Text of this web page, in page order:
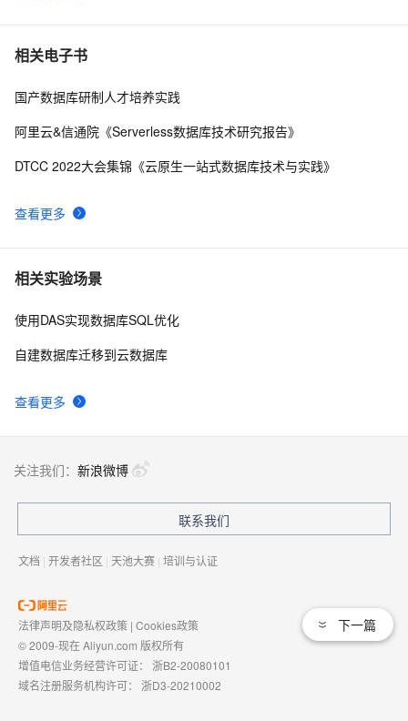
相关电子书
查看更多
国产数据库研制人才培养实践
阿里云&信通院《Serverless数据库技术研究报告》
DTCC 2022大会集锦《云原生一站式数据库技术与实践》
相关实验场景
查看更多
使用DAS实现数据库SQL优化
自建数据库迁移到云数据库
下一篇
关注我们： 新浪微博
联系我们
文档 | 开发者社区 | 天池大赛 | 培训与认证
法律声明及隐私权政策 | Cookies政策
© 2009-现在 Aliyun.com 版权所有
增值电信业务经营许可证： 浙B2-20080101
域名注册服务机构许可： 浙D3-20210002